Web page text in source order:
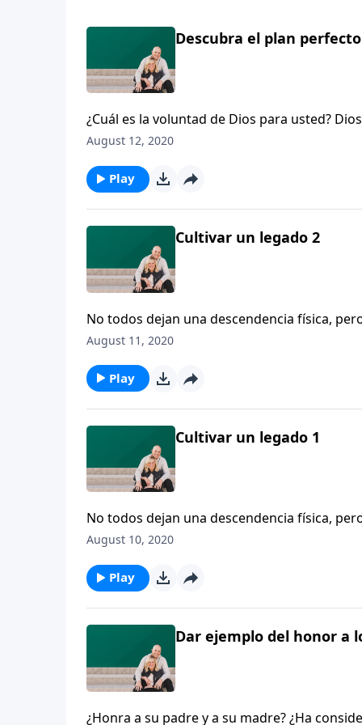
Descubra el plan perfecto
¿Cuál es la voluntad de Dios para usted?
espirituales para servir al cuerpo de Cristo.
de que volviste a sacarla… la tarima
August 12, 2020
Play
Cultivar un legado 2
No todos dejan una descendencia física,
cultivar un legado al transmitir la verdad
No las esconderemos de sus
sus proezas, y de las maravillas que ha
August 11, 2020
Play
Cultivar un legado 1
No todos dejan una descendencia física,
cultivar un legado al transmitir la verdad
No las esconderemos de sus
sus proezas, y de las maravillas que ha
August 10, 2020
Play
Dar ejemplo del honor a
¿Honra a su padre y a su madre? ¿Ha